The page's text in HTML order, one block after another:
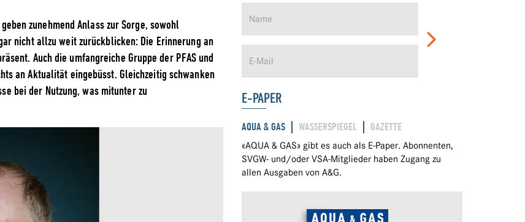
zunehmend Anlass zur Sorge, sowohl
nicht allzu weit zurückblicken: Die Erinnerung an
Auch die umfangreiche Gruppe der PFAS und
an Aktualität eingebüsst. Gleichzeitig schwanken
bei der Nutzung, was mitunter zu
E-PAPER
AQUA & GAS WASSERSPIEGEL GAZETTE
«AQUA & GAS» gibt es auch als E-Paper. Abonnenten,
SVGW- und/oder VSA-Mitglieder haben Zugang zu
allen Ausgaben von A&G.